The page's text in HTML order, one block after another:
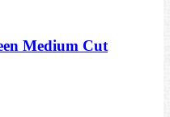
Medium Cut